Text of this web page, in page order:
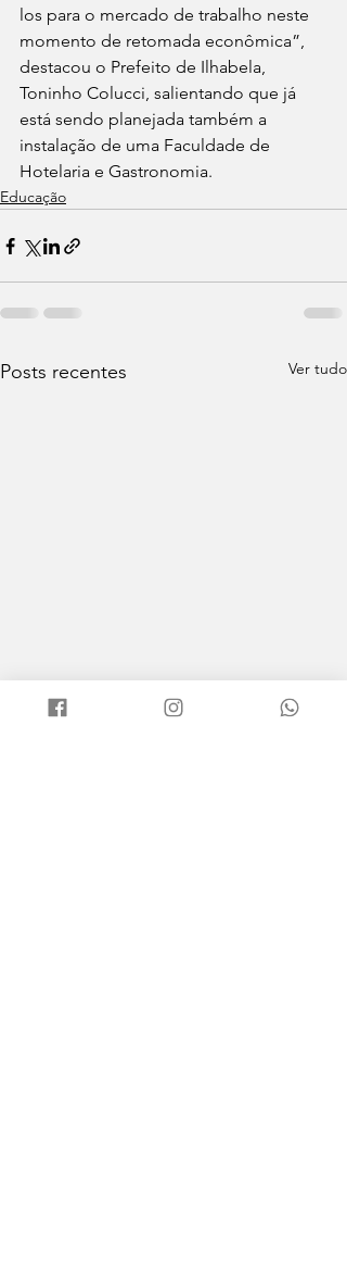
los para o mercado de trabalho neste
momento de retomada econômica”,
destacou o Prefeito de Ilhabela,
Toninho Colucci, salientando que já
está sendo planejada também a
instalação de uma Faculdade de
Hotelaria e Gastronomia.
Educação
Posts recentes Ver tudo